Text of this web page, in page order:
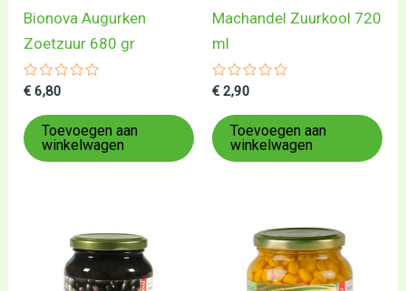
Bionova Augurken
Zoetzuur 680 gr
Gewaardeerd
uit
5
€ 6,80
Toevoegen aan
winkelwagen
Machandel Zuurkool 720
ml
Gewaardeerd
uit
5
€ 2,90
Toevoegen aan
winkelwagen